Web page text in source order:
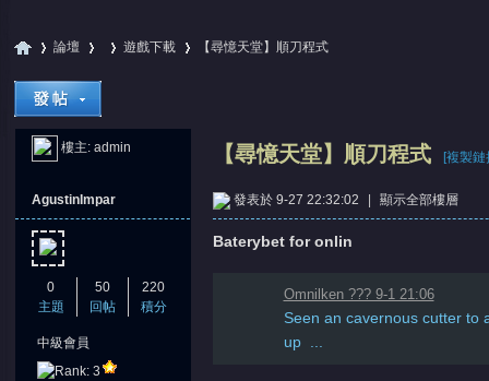
»
論壇
› ›
遊戲下載 【尋憶天堂】順刀程式
樓主: admin 【尋憶天堂】順刀程式 [複製鏈
AgustinImpar
0
主題
50
回帖
220
積分
中級會員
發表於 9-27 22:32:02 顯示全部樓層
Baterybet for onlin
Omnilken ??? 9-1 21:06
Seen an cavernous cutter to
up ...